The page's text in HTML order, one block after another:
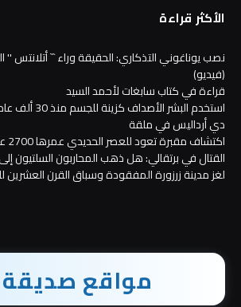
الأكثر قراءة
نصب يوناغوني التذكاري: الحقيقة وراء `` أتلانتس ''
(فيديو)
قراءة في كتاب سابغات لأحمد السيد
استخدم البشر
دي أرداليس في ملقة
اكتشاف مقبرة تعود للعصر الحديدي عمرها 2700 عام في إيطاليا
القتال في برتقالي: هل ذهب المحاربون السلتيون
لغز مدينة زرزورة المفقودة وسباق القرن العشرين
مواقع صديقة